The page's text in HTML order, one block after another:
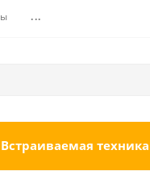
...
Встраиваемая техника